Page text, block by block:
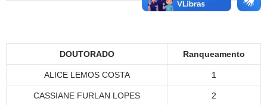
DOUTORADO Ranqueamento
ALICE LEMOS COSTA 1
CASSIANE FURLAN LOPES 2